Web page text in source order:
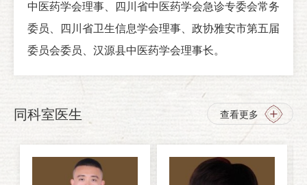
中医药学会理事、四川省中医药学会急诊专委会常务
委员、四川省卫生信息学会理事、政协雅安市第五届
委员会委员、汉源县中医药学会理事长。
同科室医生 查看更多